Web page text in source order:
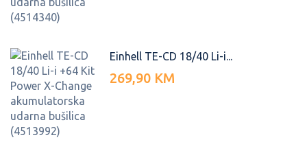
Einhell TE-CD 18/40 Li-i...
269,90 KM